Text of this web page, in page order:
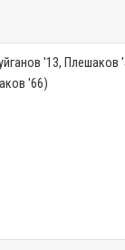
'13, Плешаков
'66)